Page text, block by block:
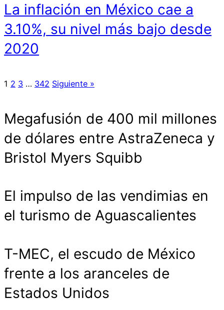
La inflación en México cae a
3.10%, su nivel más bajo desde
2020
1 2 3 … 342 Siguiente »
Megafusión de 400 mil millones
de dólares entre AstraZeneca y
Bristol Myers Squibb
El impulso de las vendimias en
el turismo de Aguascalientes
T-MEC, el escudo de México
frente a los aranceles de
Estados Unidos